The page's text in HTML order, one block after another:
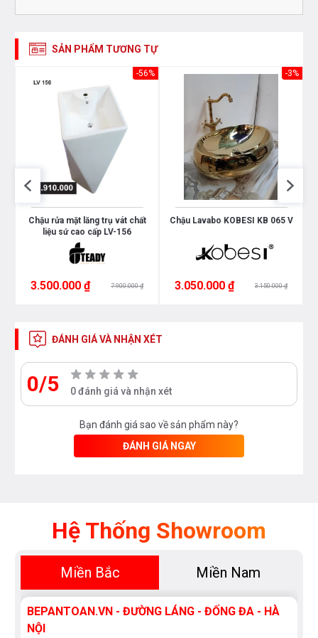
SẢN PHẨM TƯƠNG TỰ
-56%
Chậu rửa mặt lăng trụ vát chất
liệu sứ cao cấp LV-156
3.500.000 ₫ 7.900.000 ₫
-3%
Chậu Lavabo KOBESI KB 065 V
3.050.000 ₫ 3.150.000 ₫
ĐÁNH GIÁ VÀ NHẬN XÉT
0/5 0 đánh giá và nhận xét
Bạn đánh giá sao về sản phẩm này?
ĐÁNH GIÁ NGAY
Hệ Thống Showroom
Miền Bắc Miền Nam
BEPANTOAN.VN - ĐƯỜNG LÁNG - ĐỐNG ĐA - HÀ
NỘI